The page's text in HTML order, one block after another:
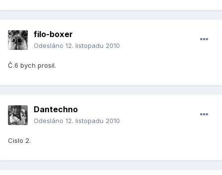
filo-boxer
Odesláno 12. listopadu 2010
Č.6 bych prosil.
Dantechno
Odesláno 12. listopadu 2010
Cislo 2.